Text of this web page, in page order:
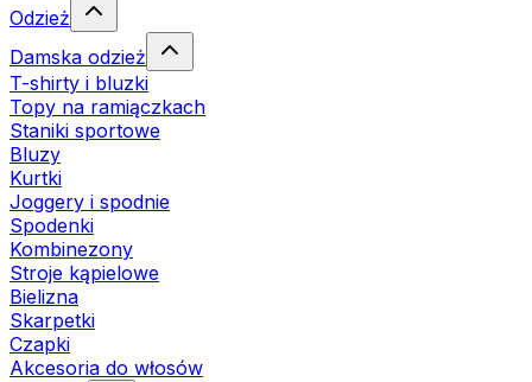
Odzież
Damska odzież
T-shirty i bluzki
Topy na ramiączkach
Staniki sportowe
Bluzy
Kurtki
Joggery i spodnie
Spodenki
Kombinezony
Stroje kąpielowe
Bielizna
Skarpetki
Czapki
Akcesoria do włosów